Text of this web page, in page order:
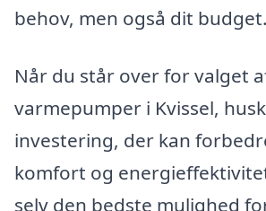
behov, men også dit budget.
Når du står over for valget
varmepumper i Kvissel,
investering, der kan
komfort og
selv den bedste mulighed